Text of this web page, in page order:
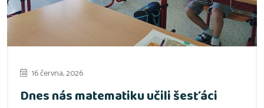
16 června, 2026
Dnes nás matematiku učili šesťáci